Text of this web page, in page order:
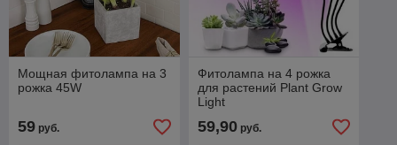
Мощная фитолампа на 3
рожка 45W
59 руб.
Фитолампа на 4 рожка
для растений Plant Grow
Light
59,90руб.